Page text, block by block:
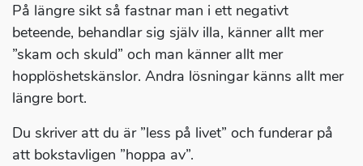
På längre sikt så fastnar man i ett negativt
beteende, behandlar sig själv illa, känner allt mer
”skam och skuld” och man känner allt mer
hopplöshetskänslor. Andra lösningar känns allt mer
längre bort.
Du skriver att du är ”less på livet” och funderar på
att bokstavligen ”hoppa av”.